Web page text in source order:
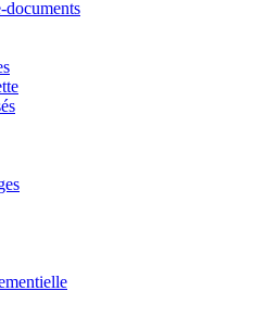
documents